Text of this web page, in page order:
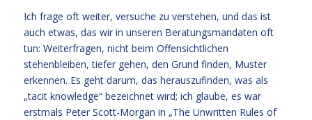
Ich frage oft weiter, versuche zu verstehen, und das ist
auch etwas, das wir in unseren Beratungsmandaten oft
tun: Weiterfragen, nicht beim Offensichtlichen
stehenbleiben, tiefer gehen, den Grund finden, Muster
erkennen. Es geht darum, das herauszufinden, was als
„tacit knowledge“ bezeichnet wird; ich glaube, es war
erstmals Peter Scott-Morgan in „The Unwritten Rules of